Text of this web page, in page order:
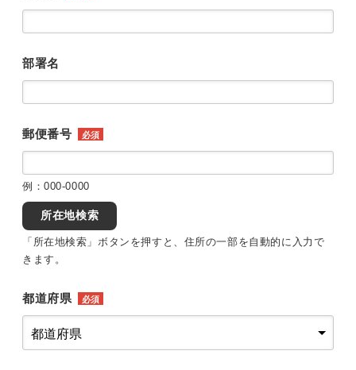
部署名
郵便番号 必須
例：000-0000
所在地検索
「所在地検索」ボタンを押すと、住所の一部を自動的に入力で
きます。
都道府県 必須